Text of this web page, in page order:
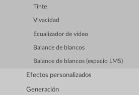
Tinte
Vivacidad
Ecualizador de video
Balance de blancos
Balance de blancos (espacio LMS)
Efectos personalizados
Generación